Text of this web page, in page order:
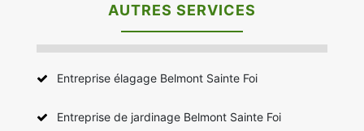
AUTRES SERVICES
Entreprise élagage Belmont Sainte Foi
Entreprise de jardinage Belmont Sainte Foi